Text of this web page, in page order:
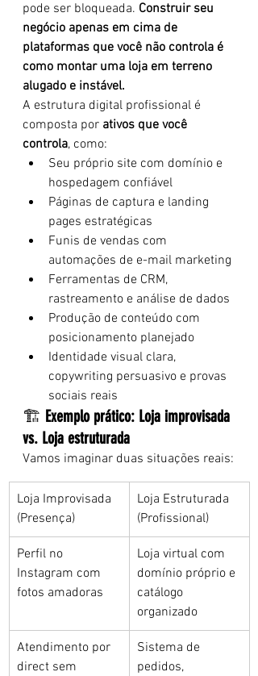
pode ser bloqueada. Construir seu
negócio apenas em cima de
plataformas que você não controla é
como montar uma loja em terreno
alugado e instável.
A estrutura digital profissional é
composta por ativos que você
controla, como:
Seu próprio site com domínio e
hospedagem confiável
Páginas de captura e landing
pages estratégicas
Funis de vendas com
automações de e-mail marketing
Ferramentas de CRM,
rastreamento e análise de dados
Produção de conteúdo com
posicionamento planejado
Identidade visual clara,
copywriting persuasivo e provas
sociais reais
🏗️ Exemplo prático: Loja improvisada
vs. Loja estruturada
Vamos imaginar duas situações reais:
Loja Improvisada
(Presença)
Loja Estruturada
(Profissional)
Perfil no
Instagram com
fotos amadoras
Loja virtual com
domínio próprio e
catálogo
organizado
Atendimento por
direct sem
Sistema de
pedidos,